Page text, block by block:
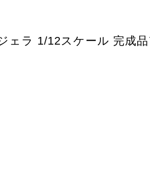
ェラ 1/12スケール 完成品